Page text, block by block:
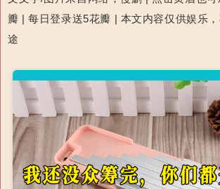
瓣 | 每日登录送5花瓣 | 本文内容仅供娱乐
途